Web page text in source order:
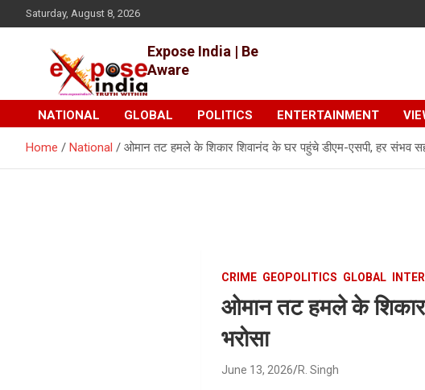
to
Saturday, August 8, 2026
Expose India | Be
Aware
NATIONAL GLOBAL POLITICS ENTERTAINMENT
Home National ओमान तट हमले के शिकार शिवानंद के घर पहुंचे डीएम-एसपी, हर संभव
CRIME GEOPOLITICS GLOBAL
ओमान तट हमले के शिकार
भरोसा
June 13, 2026 R. Singh